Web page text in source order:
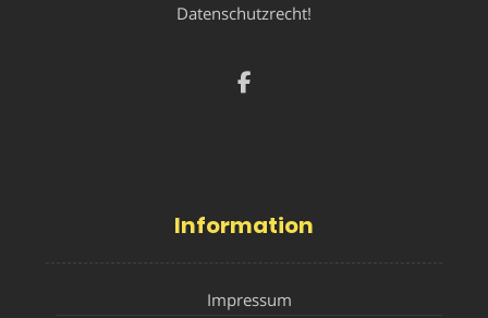
Datenschutzrecht!
Information
Impressum